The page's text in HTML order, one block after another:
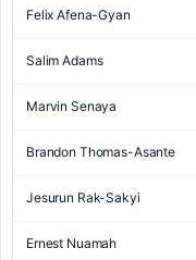
Felix Afena-Gyan
Salim Adams
Marvin Senaya
Brandon Thomas-Asante
Jesurun Rak-Sakyi
Ernest Nuamah